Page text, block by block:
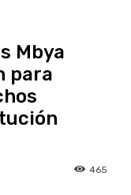
Mbya
para
465